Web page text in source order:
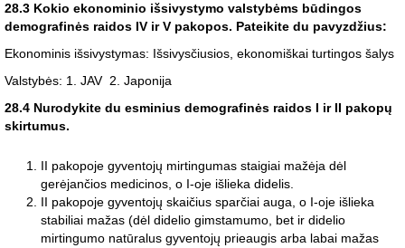
28.3 Kokio ekonominio išsivystymo valstybėms būdingos
demografinės raidos IV ir V pakopos. Pateikite du pavyzdžius:
Ekonominis išsivystymas: Išsivysčiusios, ekonomiškai turtingos šalys
Valstybės: 1. JAV 2. Japonija
28.4 Nurodykite du esminius demografinės raidos I ir II pakopų
skirtumus.
II pakopoje gyventojų mirtingumas staigiai mažėja dėl
gerėjančios medicinos, o I-oje išlieka didelis.
II pakopoje gyventojų skaičius sparčiai auga, o I-oje išlieka
stabiliai mažas (dėl didelio gimstamumo, bet ir didelio
mirtingumo natūralus gyventojų prieaugis arba labai mažas